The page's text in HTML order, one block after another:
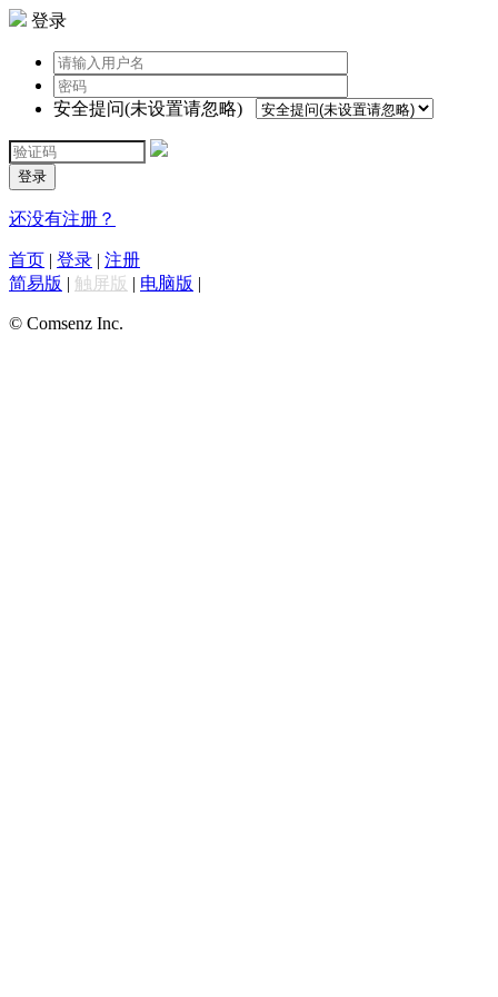
登录
安全提问(未设置请忽略)
登录
还没有注册？
首页 | 登录 | 注册
简易版 | 触屏版 | 电脑版 |
© Comsenz Inc.